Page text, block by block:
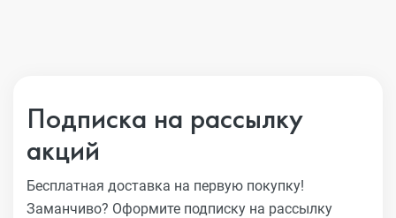
Подписка на рассылку
акций
Бесплатная доставка на первую покупку!
Заманчиво? Оформите подписку на рассылку